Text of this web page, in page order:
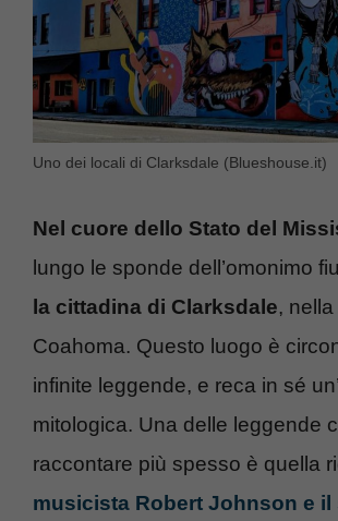
Uno dei locali di Clarksdale (Blueshouse.it)
Nel cuore dello Stato del
lungo le sponde dell’omonimo
la cittadina di Clarksdale,
Coahoma. Questo luogo è
infinite leggende, e reca in sé
mitologica. Una delle leggende
raccontare più spesso è quella
musicista Robert Johnson e il